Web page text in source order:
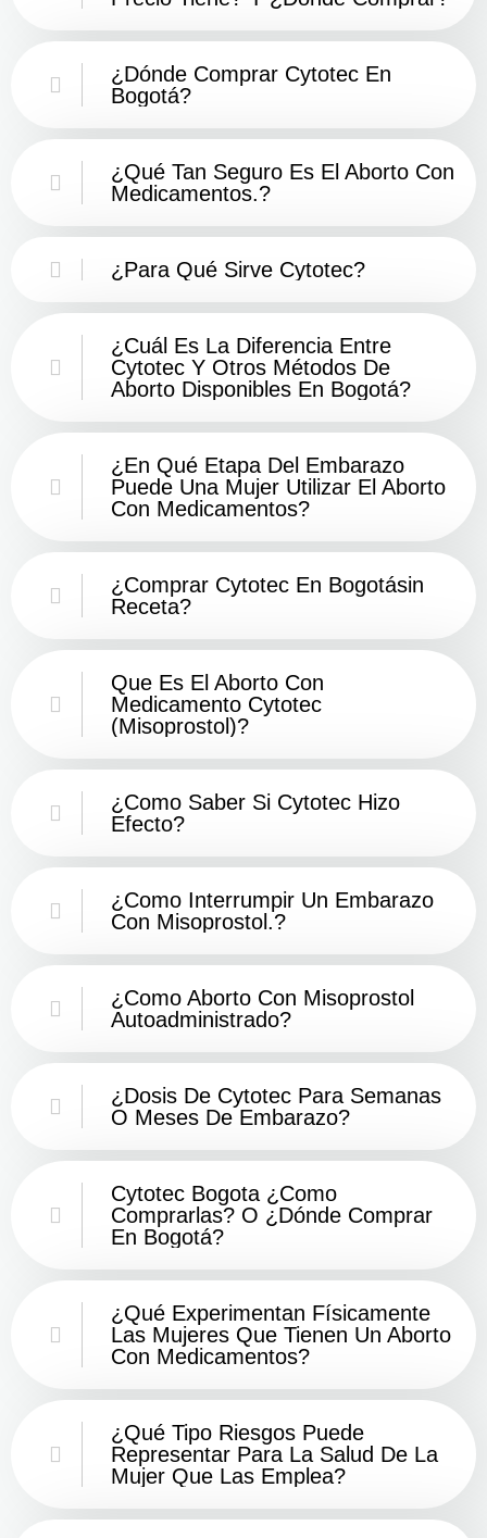
¿Dónde Comprar Cytotec En
Bogotá?
¿Qué Tan Seguro Es El Aborto Con
Medicamentos.?
¿Para Qué Sirve Cytotec?
¿Cuál Es La Diferencia Entre
Cytotec Y Otros Métodos De
Aborto Disponibles En Bogotá?
¿En Qué Etapa Del Embarazo
Puede Una Mujer Utilizar El Aborto
Con Medicamentos?
¿Comprar Cytotec En Bogotásin
Receta?
Que Es El Aborto Con
Medicamento Cytotec
(misoprostol)?
¿Como Saber Si Cytotec Hizo
Efecto?
¿como Interrumpir Un Embarazo
Con Misoprostol.?
¿Como Aborto Con Misoprostol
Autoadministrado?
¿Dosis De Cytotec Para Semanas
O Meses De Embarazo?
Cytotec Bogota ¿Como
Comprarlas? O ¿Dónde Comprar
En Bogotá?
¿Qué Experimentan Físicamente
Las Mujeres Que Tienen Un Aborto
Con Medicamentos?
¿Qué Tipo Riesgos Puede
Representar Para La Salud De La
Mujer Que Las Emplea?